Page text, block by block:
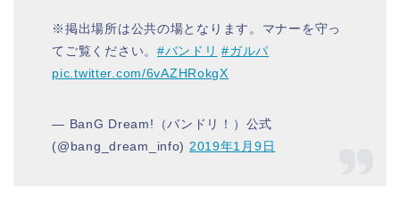
※掲出場所は公共の場となります。マナーを守っ
てご覧ください。 #バンドリ #ガルパ
pic.twitter.com/6vAZHRokgX
— BanG Dream!（バンドリ！）公式
(@bang_dream_info) 2019年1月9日